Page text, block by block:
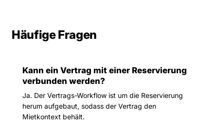
Häufige Fragen
Kann ein Vertrag mit einer Reservierung
verbunden werden?
Ja. Der Vertrags-Workflow ist um die Reservierung
herum aufgebaut, sodass der Vertrag den
Mietkontext behält.